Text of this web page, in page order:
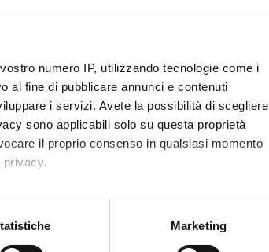
numero IP, utilizzando tecnologie come i
al fine di pubblicare annunci e contenuti
i servizi. Avete la possibilità di scegliere
sono applicabili solo su questa proprietà
il proprio consenso in qualsiasi momento
di qualche metro,Marketing